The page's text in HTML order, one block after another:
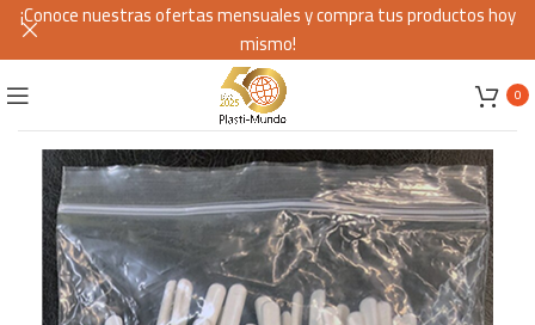
0
¡Conoce nuestras ofertas mensuales y compra tus productos hoy
mismo!